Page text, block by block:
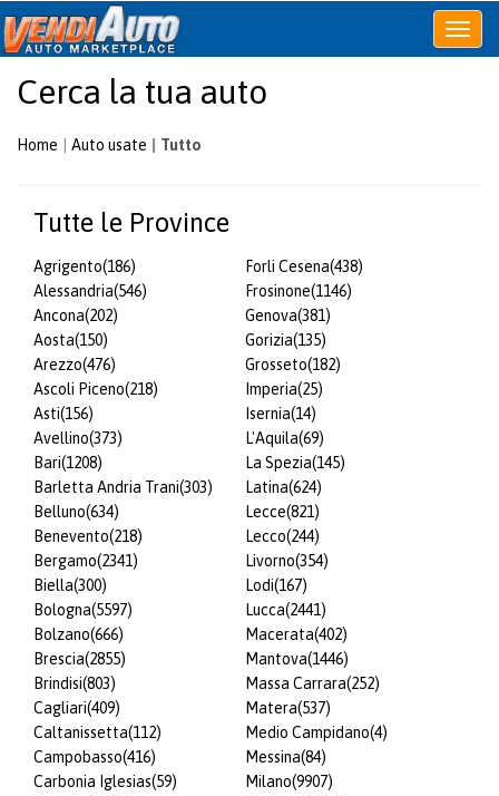
Apri
o
Cerca la tua auto
Home Auto usate Tutto
Tutte le Province
Agrigento(186)
Alessandria(546)
Ancona(202)
Aosta(150)
Arezzo(476)
Ascoli Piceno(218)
Asti(156)
Avellino(373)
Bari(1208)
Barletta Andria Trani(303)
Belluno(634)
Benevento(218)
Bergamo(2341)
Biella(300)
Bologna(5597)
Bolzano(666)
Brescia(2855)
Brindisi(803)
Cagliari(409)
Caltanissetta(112)
Campobasso(416)
Carbonia Iglesias(59)
Forli Cesena(438)
Frosinone(1146)
Genova(381)
Gorizia(135)
Grosseto(182)
Imperia(25)
Isernia(14)
L'Aquila(69)
La Spezia(145)
Latina(624)
Lecce(821)
Lecco(244)
Livorno(354)
Lodi(167)
Lucca(2441)
Macerata(402)
Mantova(1446)
Massa Carrara(252)
Matera(537)
Medio Campidano(4)
Messina(84)
Milano(9907)